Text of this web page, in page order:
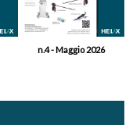
n.4 - Maggio 2026